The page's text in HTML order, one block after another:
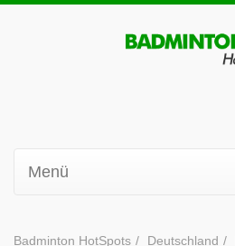
Menü
Badminton HotSpots Deutschland